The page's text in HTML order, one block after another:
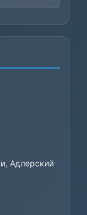
Адлерский